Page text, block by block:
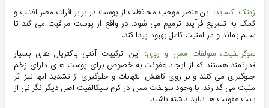
زینک اکساید: این عنصر موجب محافظت از پوست در برابر اثرات مضر آفتاب و
کمک به تسریع فرآیند ترمیم می‌ شود. در واقع از پوست مراقبت می کند تا
سالم بماند و در امنیت کامل بهبود پیدا کند.
سوکرالفیت، سولفات مس و روی: این ترکیبات آنتی‌ باکتریال های بسیار
قدرتمند هستند که از ایجاد عفونت به خصوص برای پوست های دارای زخم
جلوگیری‌ می کنند و بر روی کاهش التهابات و جلوگیری از تشدید انها نیز اثر
مثبت می گذارند. با وجود سولفات مس در کرم سیکالفیت اصل دیگر نگرانی از
بابت عفونت ها نباید داشته باشید.